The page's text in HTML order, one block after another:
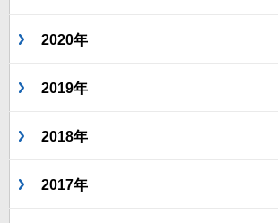
2020年
2019年
2018年
2017年